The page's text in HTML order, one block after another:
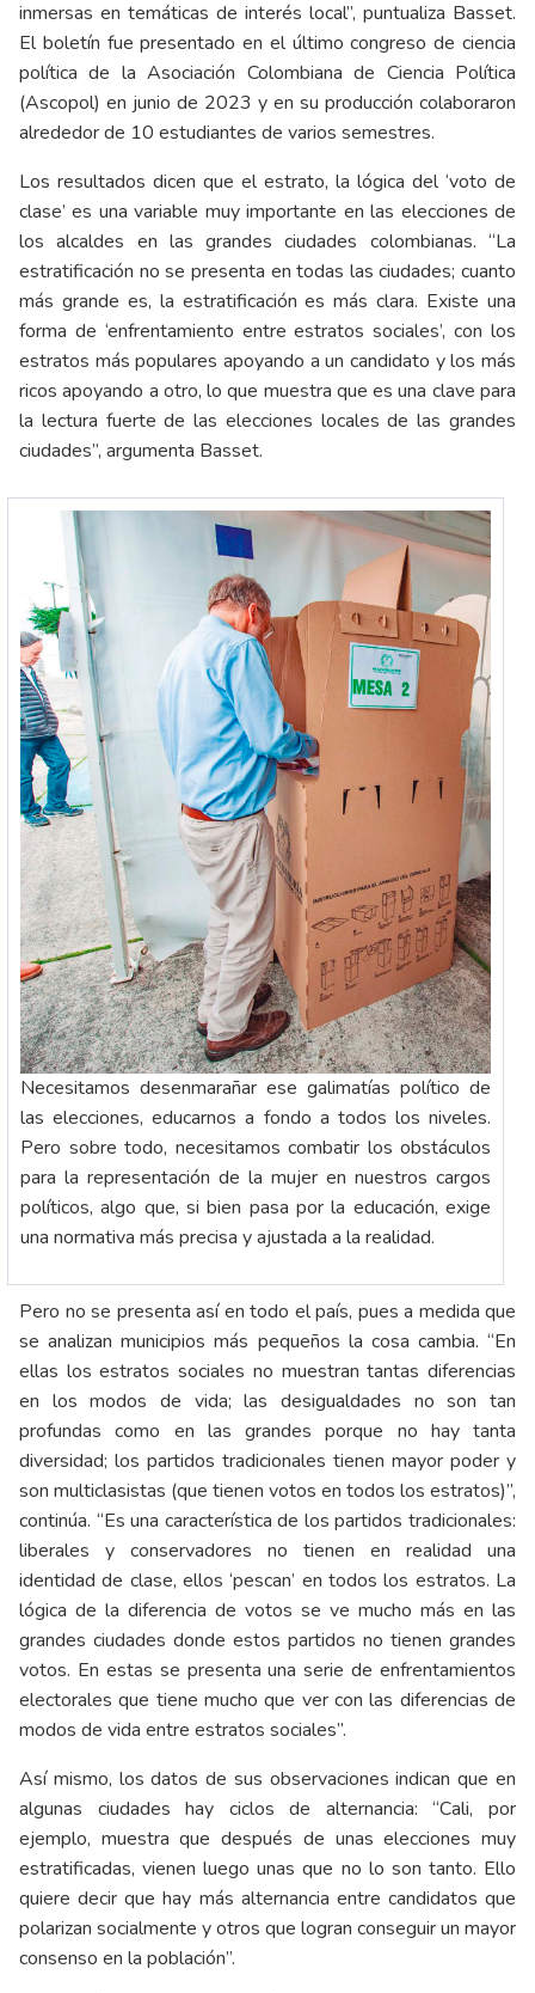
inmersas en temáticas de interés local”, puntualiza Basset.
El boletín fue presentado en el último congreso de ciencia
política de la Asociación Colombiana de Ciencia Política
(Ascopol) en junio de 2023 y en su producción colaboraron
alrededor de 10 estudiantes de varios semestres.
Los resultados dicen que el estrato, la lógica del ‘voto de
clase’ es una variable muy importante en las elecciones de
los alcaldes en las grandes ciudades colombianas. “La
estratificación no se presenta en todas las ciudades; cuanto
más grande es, la estratificación es más clara. Existe una
forma de ‘enfrentamiento entre estratos sociales’, con los
estratos más populares apoyando a un candidato y los más
ricos apoyando a otro, lo que muestra que es una clave para
la lectura fuerte de las elecciones locales de las grandes
ciudades”, argumenta Basset.
Necesitamos desenmarañar ese galimatías político de
las elecciones, educarnos a fondo a todos los niveles.
Pero sobre todo, necesitamos combatir los obstáculos
para la representación de la mujer en nuestros cargos
políticos, algo que, si bien pasa por la educación, exige
una normativa más precisa y ajustada a la realidad.
Pero no se presenta así en todo el país, pues a medida que
se analizan municipios más pequeños la cosa cambia. “En
ellas los estratos sociales no muestran tantas diferencias
en los modos de vida; las desigualdades no son tan
profundas como en las grandes porque no hay tanta
diversidad; los partidos tradicionales tienen mayor poder y
son multiclasistas (que tienen votos en todos los estratos)”,
continúa. “Es una característica de los partidos tradicionales:
liberales y conservadores no tienen en realidad una
identidad de clase, ellos ‘pescan’ en todos los estratos. La
lógica de la diferencia de votos se ve mucho más en las
grandes ciudades donde estos partidos no tienen grandes
votos. En estas se presenta una serie de enfrentamientos
electorales que tiene mucho que ver con las diferencias de
modos de vida entre estratos sociales”.
Así mismo, los datos de sus observaciones indican que en
algunas ciudades hay ciclos de alternancia: “Cali, por
ejemplo, muestra que después de unas elecciones muy
estratificadas, vienen luego unas que no lo son tanto. Ello
quiere decir que hay más alternancia entre candidatos que
polarizan socialmente y otros que logran conseguir un mayor
consenso en la población”.